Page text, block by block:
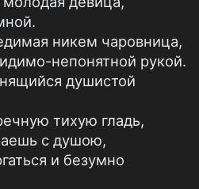
никем чаровница,
непонятной рукой.
душистой
тихую гладь,
с душою,
и безумно